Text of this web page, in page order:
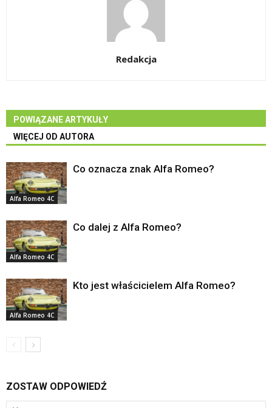
Redakcja
POWIĄZANE ARTYKUŁY
WIĘCEJ OD AUTORA
Alfa Romeo 4C
Co oznacza znak Alfa Romeo?
Alfa Romeo 4C
Co dalej z Alfa Romeo?
Alfa Romeo 4C
Kto jest właścicielem Alfa Romeo?
ZOSTAW ODPOWIEDŹ